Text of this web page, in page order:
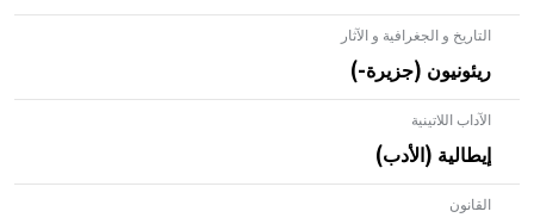
التاريخ و الجغرافية و الآثار
ريئونيون (جزيرة-)
الآداب اللاتينية
إيطالية (الأدب)
القانون- هل تعلم أن الأبلق نوع من الفنون الهندسية التي ارتبطت